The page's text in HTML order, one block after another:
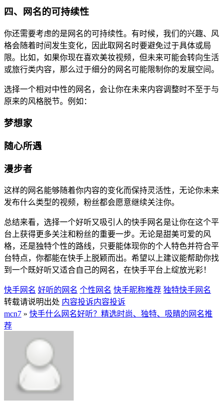
四、网名的可持续性
你还需要考虑的是网名的可持续性。有时候，我们的兴趣、风
格会随着时间发生变化，因此取网名时要避免过于具体或局
限。比如，如果你现在喜欢美妆视频，但未来可能会转向生活
或旅行类内容，那么过于细分的网名可能限制你的发展空间。
选择一个相对中性的网名，会让你在未来内容调整时不至于与
原来的风格脱节。例如：
梦想家
随心所遇
漫步者
这样的网名能够随着你内容的变化而保持灵活性，无论你未来
发布什么类型的视频，粉丝都会愿意继续关注你。
总结来看，选择一个好听又吸引人的快手网名是让你在这个平
台上获得更多关注和粉丝的重要一步。无论是甜美可爱的风
格，还是独特个性的路线，只要能体现你的个人特色并符合平
台特点，你都能在快手上脱颖而出。希望以上建议能帮助你找
到一个既好听又适合自己的网名，在快手平台上绽放光彩！
快手网名 好听的网名 个性网名 快手昵称推荐 独特快手网名
转载请说明出处 内容投诉内容投诉
mcn7 » 快手什么网名好听？精选时尚、独特、吸睛的网名推
荐